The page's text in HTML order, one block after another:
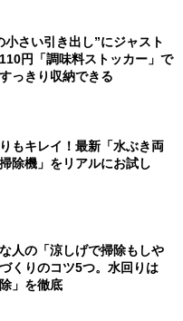
小さい引き出し”にジャスト
円「調味料ストッカー」で
っきり収納できる
もキレイ！最新「水ぶき両
除機」をリアルにお試し
人の「涼しげで掃除もしや
くりのコツ5つ。水回りは
」を徹底